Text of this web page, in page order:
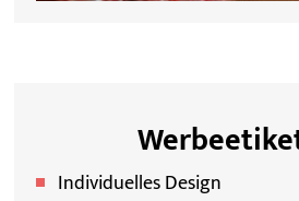
Individuelles Design